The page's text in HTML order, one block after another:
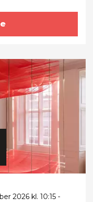
2026 kl. 10:15 -